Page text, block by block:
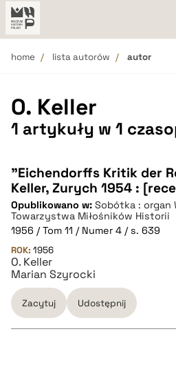
home lista autorów autor
O. Keller
1 artykuły w 1
"Eichendorffs Kritik der
Keller, Zurych 1954 :
Opublikowano w: Sobótka : organ
Towarzystwa Miłośników Historii
1956 / Tom 11 / Numer 4 / s. 639
ROK: 1956
O. Keller
Marian Szyrocki
Zacytuj Udostępnij